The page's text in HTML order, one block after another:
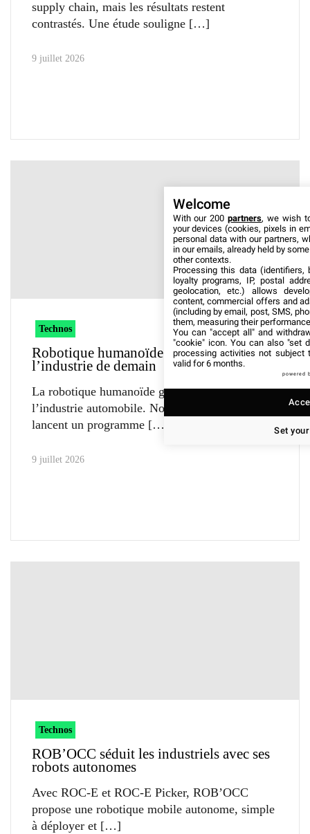
supply chain, mais les résultats restent
contrastés. Une étude souligne
9 juillet 2026
Technos
Robotique humanoïde : Novares prépare
l’industrie de demain
La robotique humanoïde gagne du terrain dans
l’industrie automobile. Novares et Innov8
lancent un programme
9 juillet 2026
Technos
ROB’OCC séduit les industriels avec ses
robots autonomes
Avec ROC-E et ROC-E Picker, ROB’OCC
propose une robotique mobile autonome, simple
à déployer et
Welcome
With our 200partners, we wish
your devices (cookies, pixels in
personal data with our partners,
in our emails, already held by
other contexts.
Processing this data (identifiers,
loyalty programs, IP, postal
geolocation, etc.) allows
content, commercial offers and
(including by email, post, SMS,
them, measuring their
You can "accept all" and
"cookie" icon. You can also "set
processing activities not subject
valid for 6 months.
powered
Set